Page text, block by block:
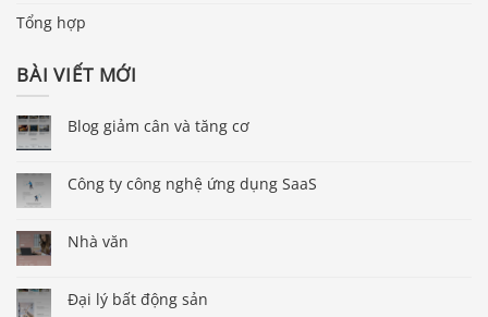
Tổng hợp
BÀI VIẾT MỚI
Blog giảm cân và tăng cơ
Công ty công nghệ ứng dụng SaaS
Nhà văn
Đại lý bất động sản